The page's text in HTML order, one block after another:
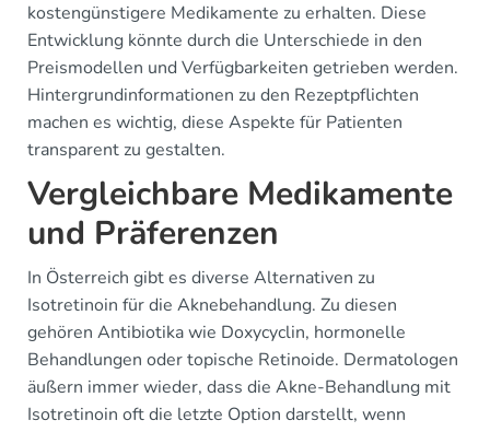
kostengünstigere Medikamente zu erhalten. Diese
Entwicklung könnte durch die Unterschiede in den
Preismodellen und Verfügbarkeiten getrieben werden.
Hintergrundinformationen zu den Rezeptpflichten
machen es wichtig, diese Aspekte für Patienten
transparent zu gestalten.
Vergleichbare Medikamente
und Präferenzen
In Österreich gibt es diverse Alternativen zu
Isotretinoin für die Aknebehandlung. Zu diesen
gehören Antibiotika wie Doxycyclin, hormonelle
Behandlungen oder topische Retinoide. Dermatologen
äußern immer wieder, dass die Akne-Behandlung mit
Isotretinoin oft die letzte Option darstellt, wenn